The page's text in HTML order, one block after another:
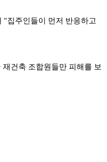
"집주인들이 먼저 반응하고
건축 조합원들만 피해를 보